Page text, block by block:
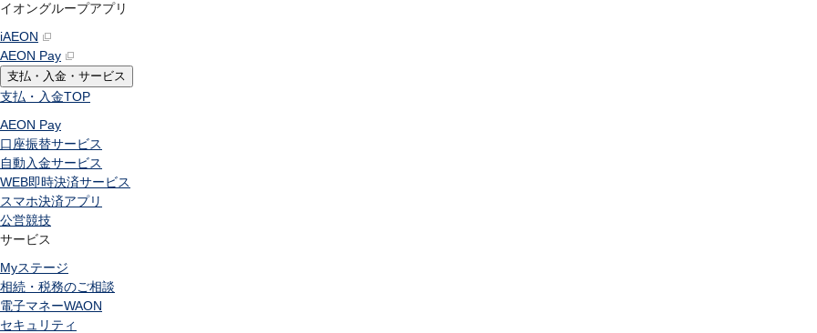
イオングループアプリ
iAEON
AEON Pay
支払・入金・サービス
支払・入金TOP
AEON Pay
口座振替サービス
自動入金サービス
WEB即時決済サービス
スマホ決済アプリ
公営競技
サービス
Myステージ
相続・税務のご相談
電子マネーWAON
セキュリティ